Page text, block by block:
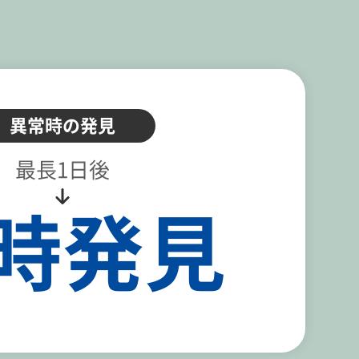
異常時の発見
最長1日後
発見